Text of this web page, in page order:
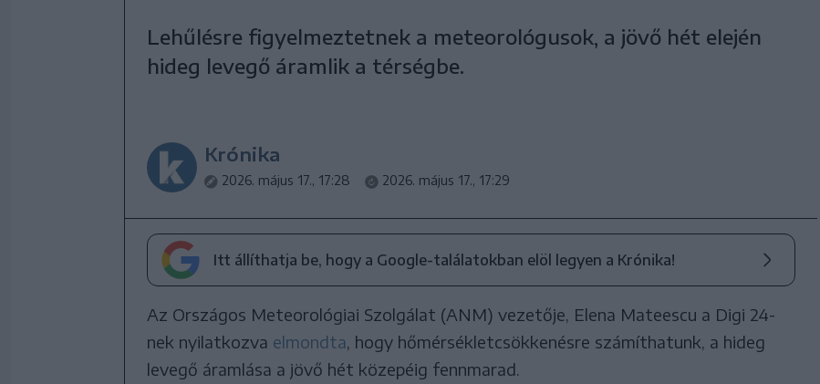
Lehűlésre figyelmeztetnek a meteorológusok, a jövő hét elején
hideg levegő áramlik a térségbe.
Krónika
2026. május 17., 17:28 2026. május 17., 17:29
Itt állíthatja be, hogy a Google-találatokban elöl legyen a Krónika!
Az Országos Meteorológiai Szolgálat (ANM) vezetője, Elena Mateescu a Digi 24-
nek nyilatkozva elmondta, hogy hőmérsékletcsökkenésre számíthatunk, a hideg
levegő áramlása a jövő hét közepéig fennmarad.